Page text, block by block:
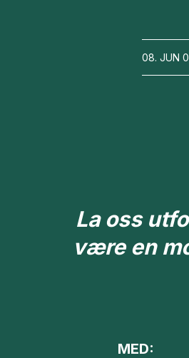
08. JUN
La oss
være en
MED: